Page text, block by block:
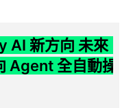
AI 新方向 未來
Agent 全自動操